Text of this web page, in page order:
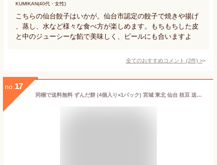
KUMIKAN(40代・女性)
こちらの仙台餃子はいかが。仙台市認定の餃子で焼きや揚げ
、蒸し、水など様々な食べ方が楽しめます。もちもちした皮
と中のジューシーな餡で美味しく、ビールにも合いますよ
全てのおすすめコメント (2件) >
no. 17
同梱で送料無料 ずんだ餅 (4個入り×1パック) 宮城 東北 仙台 枝豆 送料無料 もち お正月 搗き入れ 父の日 母の日 敬老の日 名産品 ギフト お歳暮 お中元